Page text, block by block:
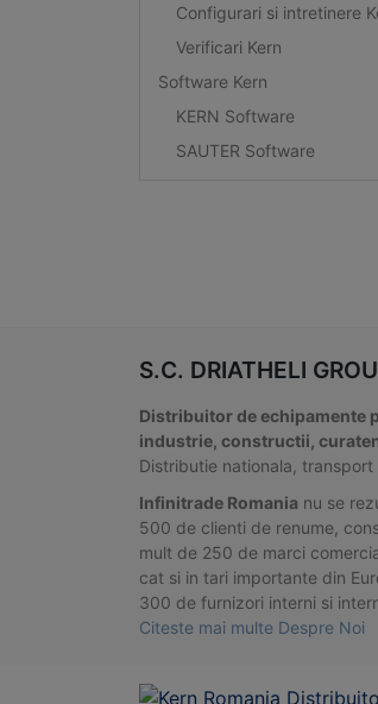
Configurari si intretinere
Verificari Kern
Software Kern
KERN Software
SAUTER Software
S.C. DRIATHELI
Distribuitor de echipamente
industrie, constructii,
Distributie nationala, transport
Infinitrade Romania nu se
500 de clienti de renume,
mult de 250 de marci
cat si in tari importante din
300 de furnizori interni si
Citeste mai multe Despre Noi